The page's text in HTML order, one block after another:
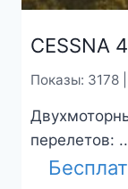
CESSNA
Показы: 3178
перелетов: